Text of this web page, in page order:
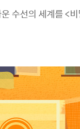
수선의 세계를 <